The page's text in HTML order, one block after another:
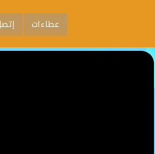
عطاءات